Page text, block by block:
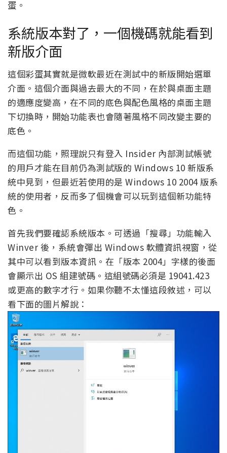
蛋。
系統版本對了，一個機碼就能看到
新版介面
這個彩蛋其實就是微軟最近在測試中的新版開始選單
介面。這個介面與過去最大的不同，在於與桌面主題
的適應度變高，在不同的底色與配色風格的桌面主題
下切換時，開始功能表也會隨著風格不同改變主要的
底色。
而這個功能，照理說只有登入 Insider 內部測試帳號
的用戶才能在目前仍為測試版的 Windows 10 新版系
統中見到，但最近若使用的是 Windows 10 2004 版系
統的使用者，反而多了個機會可以玩到這個新功能特
色。
首先我們要確認系統版本。可透過「搜尋」功能輸入
Winver 後，系統會彈出 Windows 軟體資訊視窗，從
其中可以看到版本資訊。在「版本 2004」字樣的後面
會顯示出 OS 組建號碼。這組號碼必須是 19041.423
或更高的數字才行。如果你聽不太懂這段敘述，可以
看下面的圖片解說：